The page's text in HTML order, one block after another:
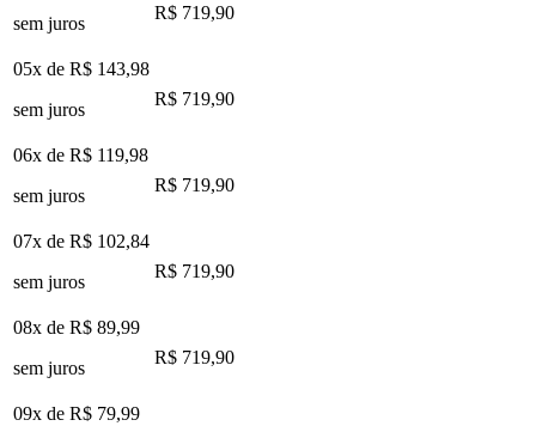
sem juros
R$ 719,90
05x de R$ 143,98
sem juros
R$ 719,90
06x de R$ 119,98
sem juros
R$ 719,90
07x de R$ 102,84
sem juros
R$ 719,90
08x de R$ 89,99
sem juros
R$ 719,90
09x de R$ 79,99